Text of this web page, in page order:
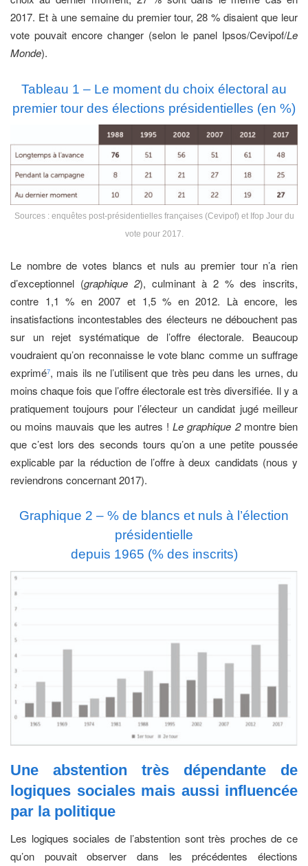
2017. Et à une semaine du premier tour, 28 % disaient que leur
vote pouvait encore changer (selon le panel Ipsos/Cevipof/Le
Monde).
Tableau 1 – Le moment du choix électoral au
premier tour des élections présidentielles (en %)
Sources : enquêtes post-présidentielles françaises (Cevipof) et Ifop Jour du
vote pour 2017.
Le nombre de votes blancs et nuls au premier tour n’a rien
d’exceptionnel (graphique 2), culminant à 2 % des inscrits,
contre 1,1 % en 2007 et 1,5 % en 2012. Là encore, les
insatisfactions incontestables des électeurs ne débouchent pas
sur un rejet systématique de l’offre électorale. Beaucoup
voudraient qu’on reconnaisse le vote blanc comme un suffrage
exprimé7, mais ils ne l’utilisent que très peu dans les urnes, du
moins chaque fois que l’offre électorale est très diversifiée. Il y a
pratiquement toujours pour l’électeur un candidat jugé meilleur
ou moins mauvais que les autres !Le graphique 2 montre bien
que c’est lors des seconds tours qu’on a une petite poussée
explicable par la réduction de l’offre à deux candidats (nous y
reviendrons concernant 2017).
Graphique 2 – % de blancs et nuls à l’élection
présidentielle
depuis 1965 (% des inscrits)
Une abstention très dépendante de
logiques sociales mais aussi influencée
par la politique
Les logiques sociales de l’abstention sont très proches de ce
qu’on pouvait observer dans les précédentes élections